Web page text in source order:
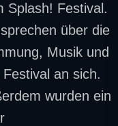
Splash! Festival.
über die
Musik und
Festival an sich.
wurden ein